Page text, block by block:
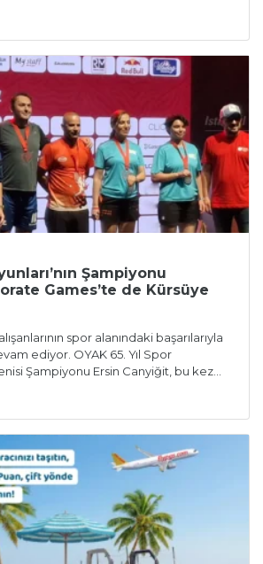
lojistik koridorlar aramaya
olan OMSAN Yönetim Kurulu Başkanı
lojistik ve jeopolitik anlamda
olduğuna dikkati çekerek, bu
bölgesiyle Avrupa […]
Şampiyonu
Games’te de Kürsüye
spor alanındaki başarılarıyla
ediyor. OYAK 65. Yıl Spor
Şampiyonu Ersin Canyiğit, bu kez
şirketlerinden sporcuların katıldığı
20-21 Haziran 2026 tarihlerinde
Corporate Games’te OYAK
temsil eden […]